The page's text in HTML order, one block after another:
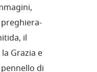
il
Grazia e
di